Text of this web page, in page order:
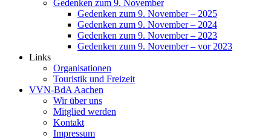
Gedenken zum 9. November
Gedenken zum 9. November – 2025
Gedenken zum 9. November – 2024
Gedenken zum 9. November – 2023
Gedenken zum 9. November – vor 2023
Links
Organisationen
Touristik und Freizeit
VVN-BdA Aachen
Wir über uns
Mitglied werden
Kontakt
Impressum